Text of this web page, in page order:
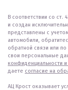
В соответствии со ст.
и создан
представлены с
автомобили,
обратной связи или
свои персональные
конфиденциальности
даете согласие на
АЦ Крост оказывает